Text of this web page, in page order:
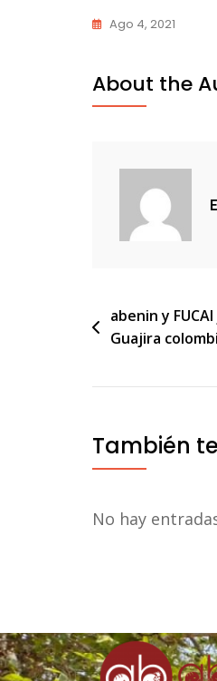
Ago 4, 2021
About the
de
entradas
abenin y
Guajira
También
No hay